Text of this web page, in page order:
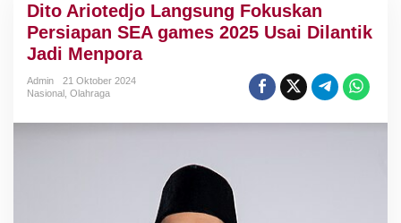
Dito Ariotedjo Langsung Fokuskan
Persiapan SEA games 2025 Usai Dilantik
Jadi Menpora
Admin
21 Oktober 2024
Nasional Olahraga